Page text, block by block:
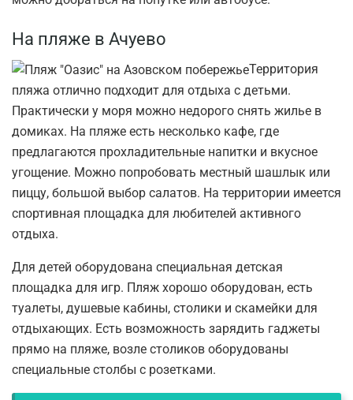
На пляже в Ачуево
Территория
пляжа отлично подходит для отдыха с детьми.
Практически у моря можно недорого снять жилье в
домиках. На пляже есть несколько кафе, где
предлагаются прохладительные напитки и вкусное
угощение. Можно попробовать местный шашлык или
пиццу, большой выбор салатов. На территории имеется
спортивная площадка для любителей активного
отдыха.
Для детей оборудована специальная детская
площадка для игр. Пляж хорошо оборудован, есть
туалеты, душевые кабины, столики и скамейки для
отдыхающих. Есть возможность зарядить гаджеты
прямо на пляже, возле столиков оборудованы
специальные столбы с розетками.